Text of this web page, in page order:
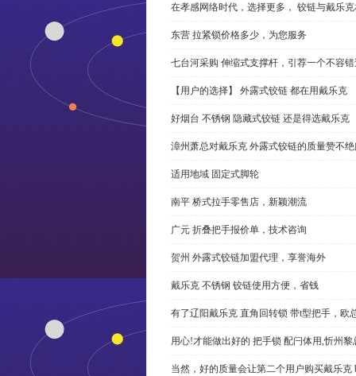
在孝感网络时代，选择更多， 铰链与戴乐
东营 拉紧锁价格多少，为您服务
七台河采购 伸缩式支撑杆，引荐一个不容
【用户的选择】 外露式铰链 都在用戴乐克
好烟台 不锈钢 隐藏式铰链 还是得选戴乐克
漳州萧总对戴乐克 外露式铰链的质量赞不
适用地域 固定式脚轮
南平 桥式拉手零售店，新颖潮流
广元 折叠把手报价单，技术咨询
贺州 外露式铰链加盟代理，享誉海外
戴乐克 不锈钢 铰链使用方便，省钱
有了辽阳戴乐克 直角回转锁 带t型把手，欧
用心!才能做出好的 把手锁 配闩体用,忻州黎
当然，好的质量会让第二个用户购买戴乐克